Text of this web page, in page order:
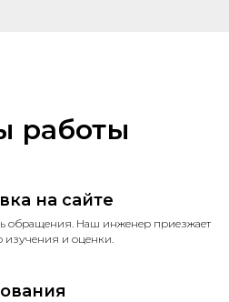
работы
на сайте
обращения. Наш инженер приезжает
изучения и оценки.